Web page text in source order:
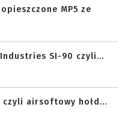
MP5 ze
SI-90 czyli...
czyli airsoftowy hołd...